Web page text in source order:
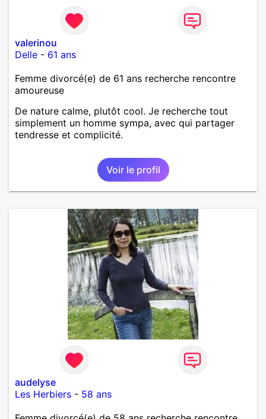
valerinou
Delle - 61 ans
Femme divorcé(e) de 61 ans recherche rencontre
amoureuse
De nature calme, plutôt cool. Je recherche tout
simplement un homme sympa, avec qui partager
tendresse et complicité.
Voir le profil
audelyse
Les Herbiers - 58 ans